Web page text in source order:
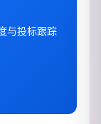
与投标跟踪